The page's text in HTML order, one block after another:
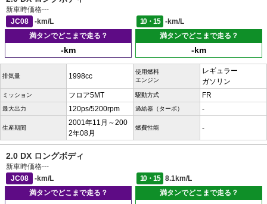
新車時価格---
JC08
-km/L 10・15
-km/L
満タンでどこまで走る？
-km
満タンでどこまで走る？
-km
排気量 1998cc
使用燃料
エンジン
レギュラー
ガソリン
ミッション フロア5MT 駆動方式 FR
最大出力 120ps/5200rpm 過給器（ターボ） -
生産期間
2001年11月～200
2年08月
燃費性能 -
2.0 DX ロングボディ
新車時価格---
JC08
-km/L 10・15
8.1km/L
満タンでどこまで走る？
満タンでどこまで走る？